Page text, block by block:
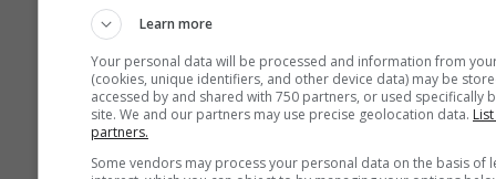
Больше погодных данных
Learn more
Your personal data will be processed and information from
(cookies, unique identifiers, and other device data) may be
accessed by and shared with 750 partners, or used specifically
site. We and our partners may use precise geolocation data.
partners.
Some vendors may process your personal data on the basis of